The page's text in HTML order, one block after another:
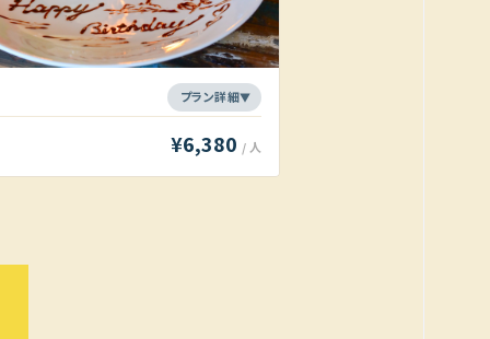
¥6,380 / 人